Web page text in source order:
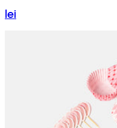
lei